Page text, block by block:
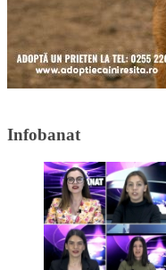
Infobanat